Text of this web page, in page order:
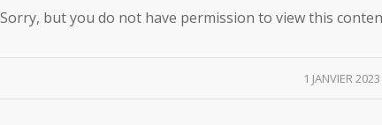
Sorry, but you do not have permission to view this
1 JANVIER 2023
/